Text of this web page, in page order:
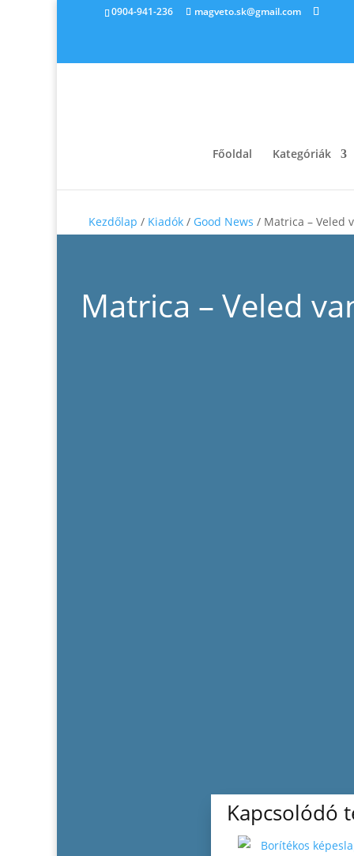
0904-941-236 magveto.sk@gmail.com
Főoldal Kategóriák
Kezdőlap / Kiadók / Good News / Matrica – Veled
Matrica – Veled
Kapcsolódó